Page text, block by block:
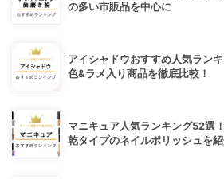
の多い市販品を中心に
アイシャドウおすすめ人気ラン
色&ラメ入り商品を徹底比較！
マニキュア人気ランキング52選
乾タイプのネイルポリッシュを紹